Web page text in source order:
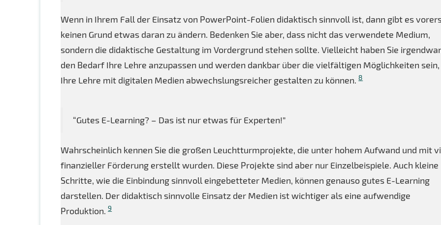
Wenn in Ihrem Fall der Einsatz von PowerPoint-Folien didaktisch sinnvoll ist, dann gibt es
keinen Grund etwas daran zu ändern. Bedenken Sie aber, dass nicht das verwendete Medium,
sondern die didaktische Gestaltung im Vordergrund stehen sollte. Vielleicht haben Sie
den Bedarf Ihre Lehre anzupassen und werden dankbar über die vielfältigen Möglichkeiten sein,
Ihre Lehre mit digitalen Medien abwechslungsreicher gestalten zu können.8
“Gutes E-Learning? – Das ist nur etwas für Experten!”
Wahrscheinlich kennen Sie die großen Leuchtturmprojekte, die unter hohem Aufwand und mit
finanzieller Förderung erstellt wurden. Diese Projekte sind aber nur Einzelbeispiele. Auch kleine
Schritte, wie die Einbindung sinnvoll eingebetteter Medien, können genauso gutes E-Learning
darstellen. Der didaktisch sinnvolle Einsatz der Medien ist wichtiger als eine aufwendige
Produktion.9